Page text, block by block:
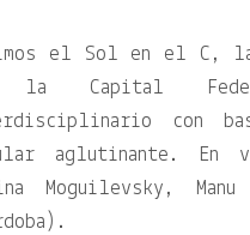
el Sol en el C,
la Capital
con
aglutinante. En
Moguilevsky,